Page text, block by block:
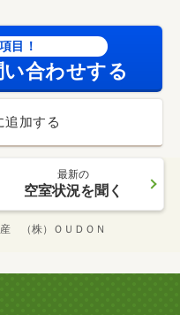
目！
合わせする
追加する
最新の
空室状況を聞く
（株）ＯＵＤＯＮ